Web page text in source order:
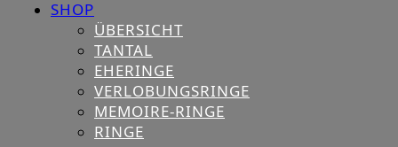
SHOP
ÜBERSICHT
TANTAL
EHERINGE
VERLOBUNGSRINGE
MEMOIRE-RINGE
RINGE